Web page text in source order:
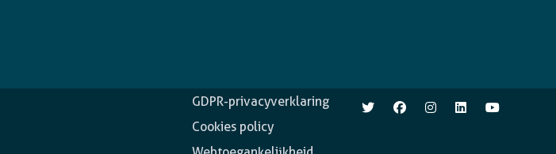
GDPR-privacyverklaring
Cookies policy